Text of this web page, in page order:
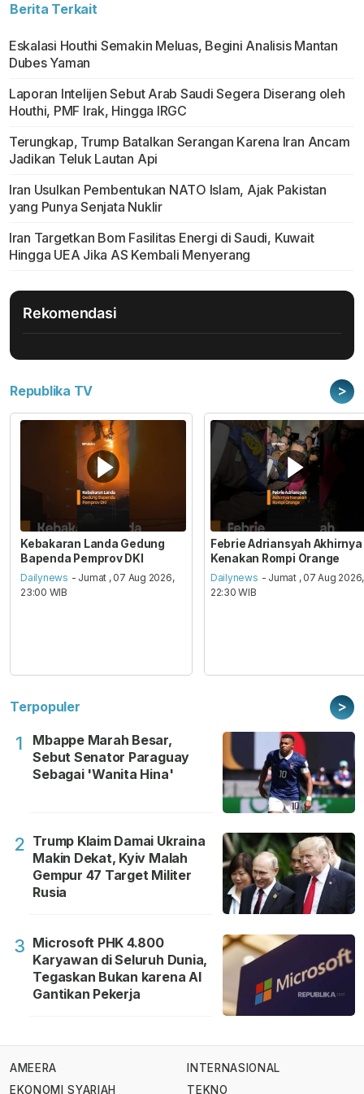
Berita Terkait
Eskalasi Houthi Semakin Meluas, Begini Analisis Mantan
Dubes Yaman
Laporan Intelijen Sebut Arab Saudi Segera Diserang oleh
Houthi, PMF Irak, Hingga IRGC
Terungkap, Trump Batalkan Serangan Karena Iran Ancam
Jadikan Teluk Lautan Api
Iran Usulkan Pembentukan NATO Islam, Ajak Pakistan
yang Punya Senjata Nuklir
Iran Targetkan Bom Fasilitas Energi di Saudi, Kuwait
Hingga UEA Jika AS Kembali Menyerang
Rekomendasi
Republika TV >
Kebakaran Landa Gedung
Bapenda Pemprov DKI
Dailynews - Jumat , 07 Aug 2026,
23:00 WIB
Febrie Adriansyah Akhirnya
Kenakan Rompi Orange
Dailynews - Jumat , 07 Aug 2026,
22:30 WIB
Terpopuler >
1
Mbappe Marah Besar,
Sebut Senator Paraguay
Sebagai 'Wanita Hina'
2 Trump Klaim Damai Ukraina
Makin Dekat, Kyiv Malah
Gempur 47 Target Militer
Rusia
3 Microsoft PHK 4.800
Karyawan di Seluruh Dunia,
Tegaskan Bukan karena AI
Gantikan Pekerja
AMEERA
EKONOMI SYARIAH
INTERNASIONAL
TEKNO